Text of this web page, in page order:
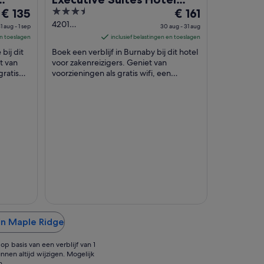
De
prijs
is
€ 135
per
nacht
€ 135
aug - 1 sep
toeslagen
bij dit
van
Metro Vancouver
3.5
out
5
4201
Burnaby BC
De
prijs
is
€ 161
nacht
€ 161
30 aug - 31 aug
inclusief belastingen en toeslagen
Boek een verblijf in Burnaby bij dit hotel
voor zakenreizigers. Geniet van
voorzieningen als gratis wifi, een
Maple Ridge
basis van een verblijf van 1
altijd wijzigen. Mogelijk